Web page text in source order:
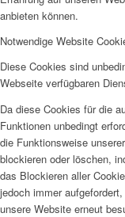
anbieten können.
Notwendige Website
Diese Cookies sind
Webseite verfügbaren
Da diese Cookies für die
Funktionen unbedingt
die Funktionsweise
blockieren oder löschen,
das Blockieren aller
jedoch immer
unsere Website erneut